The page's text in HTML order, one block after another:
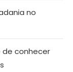
no
de conhecer